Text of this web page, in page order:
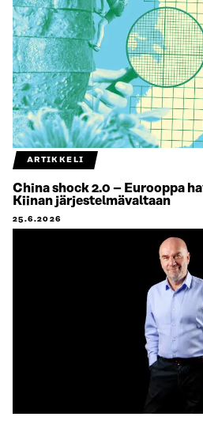
ARTIKKELI
China shock 2.0 – Eurooppa
Kiinan järjestelmävaltaan
25.6.2026